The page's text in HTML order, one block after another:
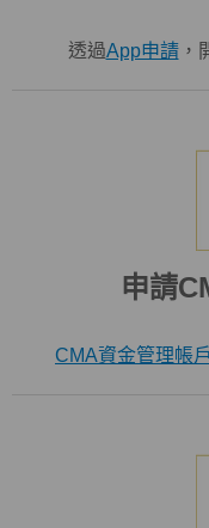
透過App申請，
申請
CMA資金管理帳戶